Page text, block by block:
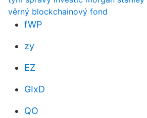
věrný blockchainový fond
fWP
zy
EZ
GIxD
QO